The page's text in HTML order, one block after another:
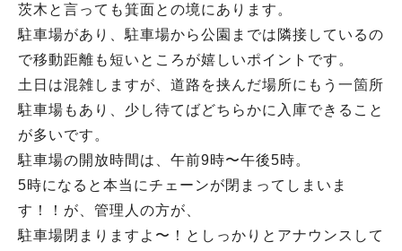
茨木と言っても箕面との境にあります。
駐車場があり、駐車場から公園までは隣接しているの
で移動距離も短いところが嬉しいポイントです。
土日は混雑しますが、道路を挟んだ場所にもう一箇所
駐車場もあり、少し待てばどちらかに入庫できること
が多いです。
駐車場の開放時間は、午前9時〜午後5時。
5時になると本当にチェーンが閉まってしまいま
す！！が、管理人の方が、
駐車場閉まりますよ〜！としっかりとアナウンスして